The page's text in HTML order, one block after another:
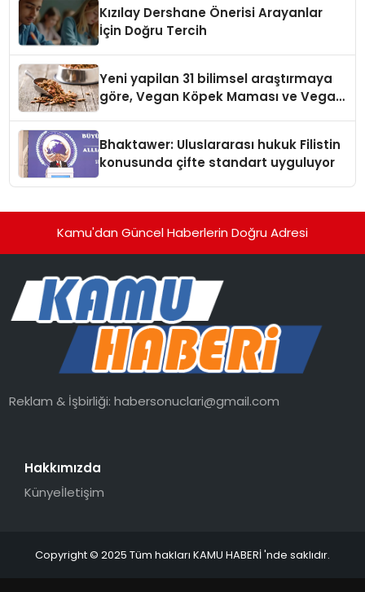
Kızılay Dershane Önerisi Arayanlar
İçin Doğru Tercih
Yeni yapilan 31 bilimsel araştırmaya
göre, Vegan Köpek Maması ve Vegan
Bhaktawer: Uluslararası hukuk Filistin
konusunda çifte standart uyguluyor
Kamu'dan Güncel Haberlerin Doğru Adresi
Reklam & İşbirliği:habersonuclari@gmail.com
Hakkımızda
Künyeİletişim
Copyright © 2025 Tüm hakları KAMU HABERİ 'nde saklıdır.